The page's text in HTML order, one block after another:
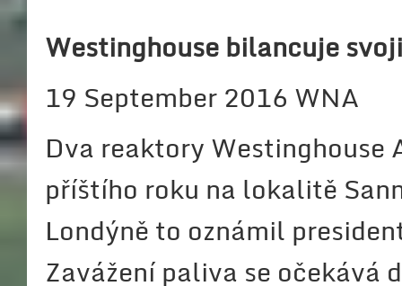
Westinghouse bilancuje
19 September 2016 WNA
Dva reaktory Westinghouse
příštího roku na lokalitě
Londýně to oznámil
Zavážení paliva se očekává